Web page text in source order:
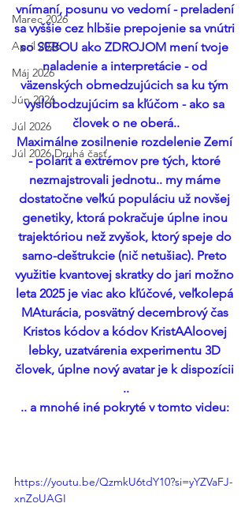
Marec 2026
Apríl 2026
Máj 2026
Jún 2026
Júl 2026
Júl 2026 Druhá časť
vnímaní, posunu vo vedomí - preladení
sa vyššie cez hlbšie prepojenie sa vnútri
so SEBOU ako ZDROJOM mení tvoje
naladenie a interpretácie - od
väzenských obmedzujúcich sa ku tým
vyslobodzujúcim sa kľúčom - ako sa
človek o ne oberá..
Maximálne zosilnenie rozdelenie Zemí
- polarít a extrémov pre tých, ktoré
nezmajstrovali jednotu.. my máme
dostatočne veľkú populáciu už novšej
genetiky, ktorá pokračuje úplne inou
trajektóriou než zvyšok, ktorý speje do
samo-deštrukcie (nič netušiac). Preto
využitie kvantovej skratky do jari možno
leta 2025 je viac ako kľúčové, veľkolepá
MAturácia, posvätný decembrový čas
Kristos kódov a kódov KristAAloovej
lebky, uzatvárenia experimentu 3D
človek, úplne nový avatar je k dispozícii
..
.. a mnohé iné pokryté v tomto videu:
https://youtu.be/QzmkU6tdY10?si=yYZVaFJ-
xnZoUAGI